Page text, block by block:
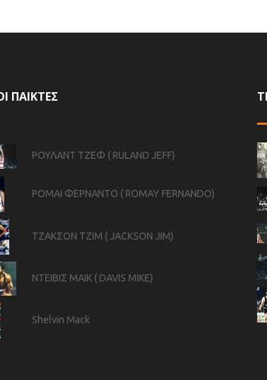
ΠΑΙΚΤΕΣ
ΡΟΥΛΑΝΤ ΤΖΕΦ ( RULAND JEFF)
ΡΟΜΑΙ ΦΕΡΝΑΝΤΟ ( ROMAY FERNANDO)
ΤΖΑΚΣΟΝ ΤΖΙΜ ( JACKSON JIM)
ΝΤΕΙΒΙΣ ΜΑΙΚ ( DAVIS MIKE)
Shelvin Mack